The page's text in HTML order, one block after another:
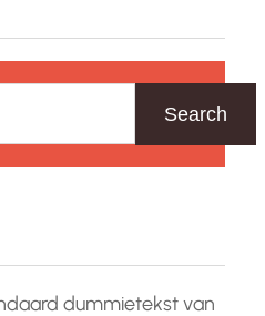
Search
dummietekst van